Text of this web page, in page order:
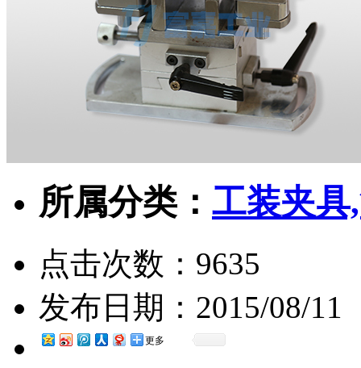
所属分类： 工装夹具
点击次数： 9635
发布日期： 2015/08/11
更多